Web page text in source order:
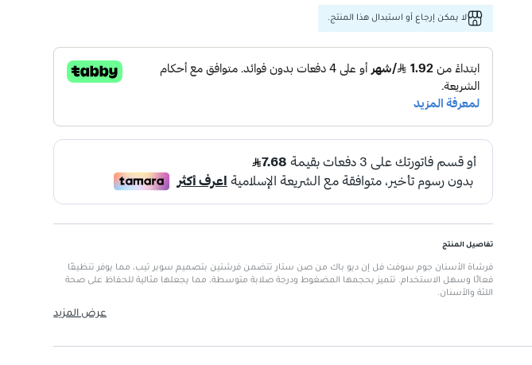
لا يمكن إرجاع أو استبدال هذا المنتج.
تفاصيل المنتج
فرشاة الأسنان جوم سوفت فل إن ديو باك من صن ستار تتضمن فرشتين بتصميم سوبر تيب، مما يوفر تنظيفًا
فعالًا وسهل الاستخدام. تتميز بحجمها المضغوط ودرجة صلابة متوسطة، مما يجعلها مثالية للحفاظ على صحة
اللثة والأسنان.
صلابة متوسطة: تضمن تنظيفًا فعالًا بدون الإضرار باللثة.
عرض المزيد